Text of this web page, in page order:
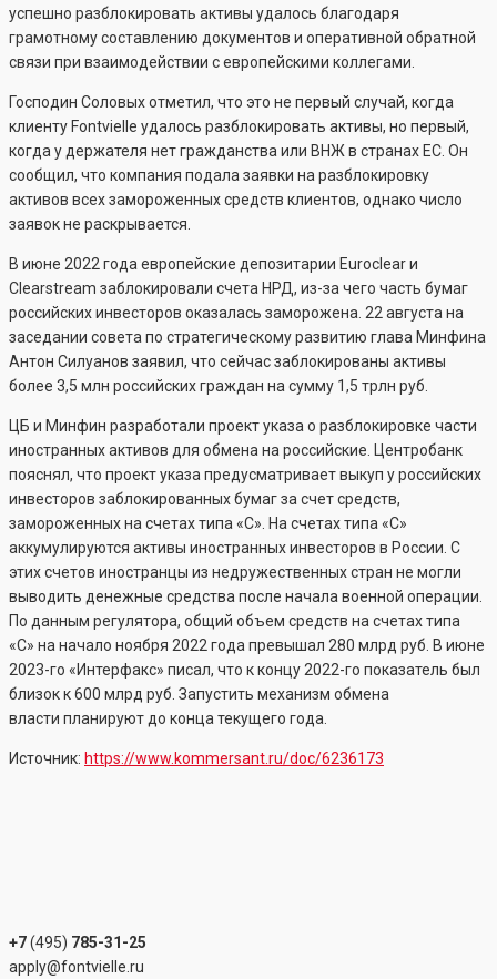
успешно разблокировать активы удалось благодаря
грамотному составлению документов и оперативной обратной
связи при взаимодействии с европейскими коллегами.
Господин Соловых отметил, что это не первый случай, когда
клиенту Fontvielle удалось разблокировать активы, но первый,
когда у держателя нет гражданства или ВНЖ в странах ЕС. Он
сообщил, что компания подала заявки на разблокировку
активов всех замороженных средств клиентов, однако число
заявок не раскрывается.
В июне 2022 года европейские депозитарии Euroclear и
Clearstream заблокировали счета НРД, из-за чего часть бумаг
российских инвесторов оказалась заморожена. 22 августа на
заседании совета по стратегическому развитию глава Минфина
Антон Силуанов заявил, что сейчас заблокированы активы
более 3,5 млн российских граждан на сумму 1,5 трлн руб.
ЦБ и Минфин разработали проект указа о разблокировке части
иностранных активов для обмена на российские. Центробанк
пояснял, что проект указа предусматривает выкуп у российских
инвесторов заблокированных бумаг за счет средств,
замороженных на счетах типа «С». На счетах типа «С»
аккумулируются активы иностранных инвесторов в России. С
этих счетов иностранцы из недружественных стран не могли
выводить денежные средства после начала военной операции.
По данным регулятора, общий объем средств на счетах типа
«С» на начало ноября 2022 года превышал 280 млрд руб. В июне
2023-го «Интерфакс» писал, что к концу 2022-го показатель был
близок к 600 млрд руб. Запустить механизм обмена
власти планируют до конца текущего года.
Источник: https://www.kommersant.ru/doc/6236173
+7(495) 785-31-25
apply@fontvielle.ru